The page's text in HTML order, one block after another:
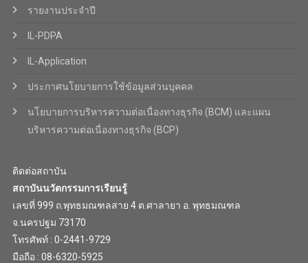
รายงานประจำปี
IL-PDPA
IL-Application
ประกาศนโยบายการใช้ข้อมูลส่วนบุคคล
นโยบายการบริหารความต่อเนื่องทางธุรกิจ (BCM) และแผน
บริหารความต่อเนื่องทางธุรกิจ (BCP)
ติดต่อสถาบัน
สถาบันนวัตกรรมการเรียนรู้
เลขที่ 999 ถ.พุทธมณฑลสาย 4 ต.ศาลายา อ. พุทธมณฑล
จ.นครปฐม 73170
โทรศัพท์ : 0-2441-9729
มือถือ : 08-6320-5925